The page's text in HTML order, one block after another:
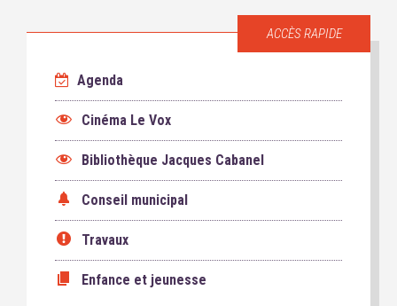
ACCÈS RAPIDE
Agenda
Cinéma Le Vox
Bibliothèque Jacques Cabanel
Conseil municipal
Travaux
Enfance et jeunesse